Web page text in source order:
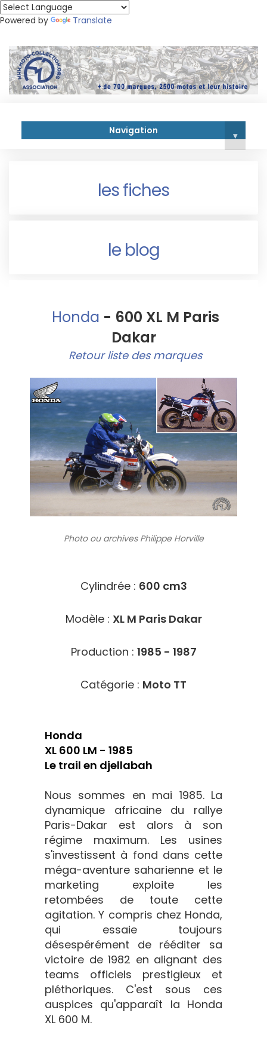
Powered by Translate
Navigation ▾
les fiches
le blog
Honda - 600 XL M Paris
Dakar
Retour liste des marques
Photo ou archivesPhilippe Horville
Cylindrée : 600 cm3
Modèle : XL M Paris Dakar
Production : 1985 - 1987
Catégorie : Moto TT
Honda
XL 600 LM - 1985
Le trail en djellabah
Nous sommes en mai 1985. La
dynamique africaine du rallye
Paris-Dakar est alors à son
régime maximum. Les usines
s'investissent à fond dans cette
méga-aventure saharienne et le
marketing exploite les
retombées de toute cette
agitation. Y compris chez Honda,
qui essaie toujours
désespérément de rééditer sa
victoire de 1982 en alignant des
teams officiels prestigieux et
pléthoriques. C'est sous ces
auspices qu'apparaît la Honda
XL 600 M.